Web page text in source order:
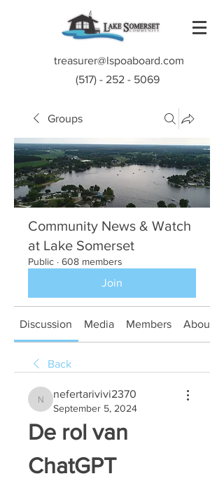
treasurer@lspoaboard.com
(517) - 252 - 5069
Groups
Community News & Watch
at Lake Somerset
Public · 608 members
Join
Discussion Media Members About
Back
nefertarivivi2370
nefertarivivi2370
September 5, 2024
De rol van
ChatGPT